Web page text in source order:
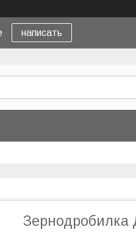
написать
Зернодробилка